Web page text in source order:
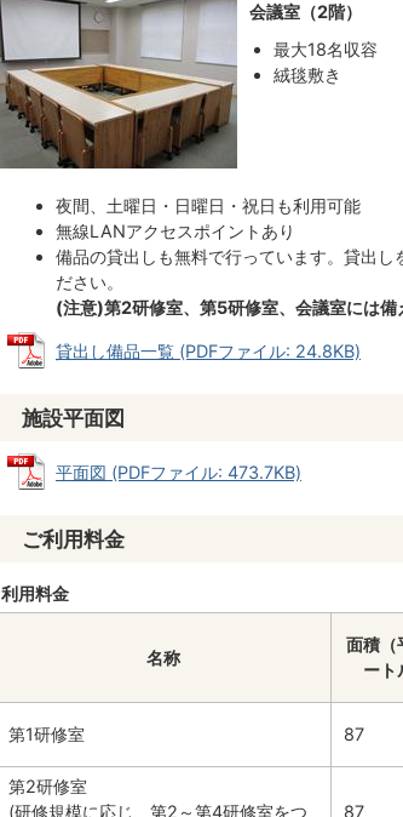
会議室（2階）
最大18名収容
絨毯敷き
夜間、土曜日・日曜日・祝日も利用可能
無線LANアクセスポイントあり
備品の貸出しも無料で行っています。貸出
ださい。
(注意)第2研修室、第5研修室、会議室には備
貸出し備品一覧 (PDFファイル: 24.8KB)
施設平面図
平面図 (PDFファイル: 473.7KB)
ご利用料金
利用料金
名称
面積（
ート
第1研修室 87
第2研修室
(研修規模に応じ、第2～第4研修室をつ
87